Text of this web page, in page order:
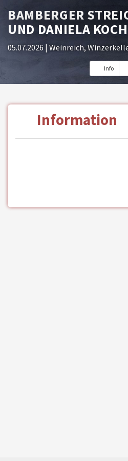
BAMBERGER
UND DANIELA
05.07.2026 | Weinreich,
Info
Information